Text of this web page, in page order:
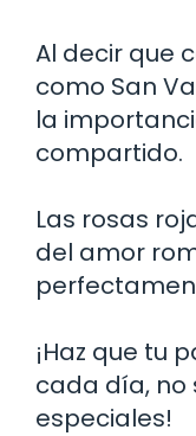
Al decir que
como San
la
compartido.
Las rosas
del amor
¡Haz que tu
cada día, no
especiales!